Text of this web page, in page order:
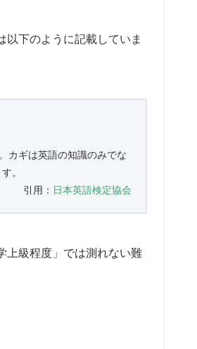
下のように記載していま
カギは英語の知識のみでな
。
引用： 日本英語検定協会
上級程度」では測れない難